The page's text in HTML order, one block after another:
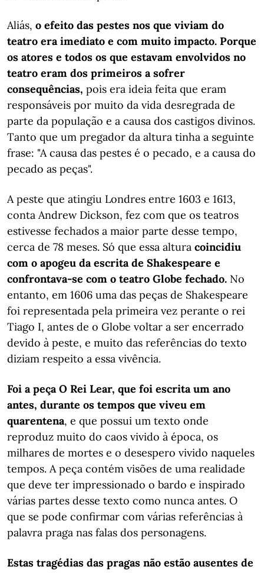
Aliás, o efeito das pestes nos que viviam do
teatro era imediato e com muito impacto. Porque
os atores e todos os que estavam envolvidos no
teatro eram dos primeiros a sofrer
consequências, pois era ideia feita que eram
responsáveis por muito da vida desregrada de
parte da população e a causa dos castigos divinos.
Tanto que um pregador da altura tinha a seguinte
frase: "A causa das pestes é o pecado, e a causa do
pecado as peças".
A peste que atingiu Londres entre 1603 e 1613,
conta Andrew Dickson, fez com que os teatros
estivesse fechados a maior parte desse tempo,
cerca de 78 meses. Só que essa altura coincidiu
com o apogeu da escrita de Shakespeare e
confrontava-se com o teatro Globe fechado. No
entanto, em 1606 uma das peças de Shakespeare
foi representada pela primeira vez perante o rei
Tiago I, antes de o Globe voltar a ser encerrado
devido à peste, e muito das referências do texto
diziam respeito a essa vivência.
Foi a peça O Rei Lear, que foi escrita um ano
antes, durante os tempos que viveu em
quarentena, e que possui um texto onde
reproduz muito do caos vivido à época, os
milhares de mortes e o desespero vivido naqueles
tempos. A peça contém visões de uma realidade
que deve ter impressionado o bardo e inspirado
várias partes desse texto como nunca antes. O
que se pode confirmar com várias referências à
palavra praga nas falas dos personagens.
Estas tragédias das pragas não estão ausentes de